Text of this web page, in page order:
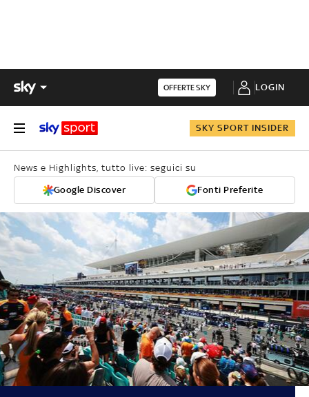
OFFERTE SKY LOGIN
SKY SPORT INSIDER
News e Highlights, tutto live: seguici su
Google Discover Fonti Preferite